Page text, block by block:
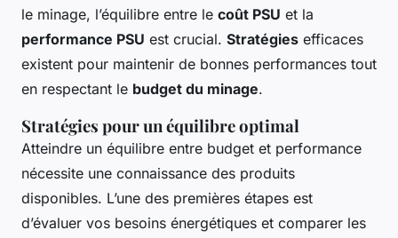
le minage, l’équilibre entre le coût PSU et la
performance PSU est crucial. Stratégies efficaces
existent pour maintenir de bonnes performances tout
en respectant le budget du minage.
Stratégies pour un équilibre optimal
Atteindre un équilibre entre budget et performance
nécessite une connaissance des produits
disponibles. L’une des premières étapes est
d’évaluer vos besoins énergétiques et comparer les